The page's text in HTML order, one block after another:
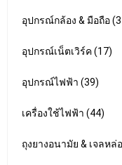
อุปกรณ์กล้อง & มือถือ
อุปกรณ์เน็ตเวิร์ค (17)
อุปกรณ์ไฟฟ้า (39)
เครื่องใช้ไฟฟ้า (44)
ถุงยางอนามัย & เจลหล่